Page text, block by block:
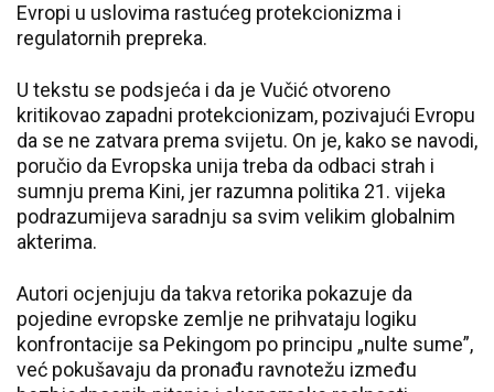
Evropi u uslovima rastućeg protekcionizma i
regulatornih prepreka.
U tekstu se podsjeća i da je Vučić otvoreno
kritikovao zapadni protekcionizam, pozivajući Evropu
da se ne zatvara prema svijetu. On je, kako se navodi,
poručio da Evropska unija treba da odbaci strah i
sumnju prema Kini, jer razumna politika 21. vijeka
podrazumijeva saradnju sa svim velikim globalnim
akterima.
Autori ocjenjuju da takva retorika pokazuje da
pojedine evropske zemlje ne prihvataju logiku
konfrontacije sa Pekingom po principu „nulte sume”,
već pokušavaju da pronađu ravnotežu između